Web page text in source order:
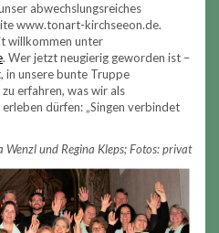
abwechslungsreiches
www.tonart-kirchseeon.de.
willkommen unter
. Wer jetzt neugierig geworden ist –
in unsere bunte Truppe
erfahren, was wir als
dürfen: „Singen verbindet
Wenzl und Regina Kleps; Fotos: privat